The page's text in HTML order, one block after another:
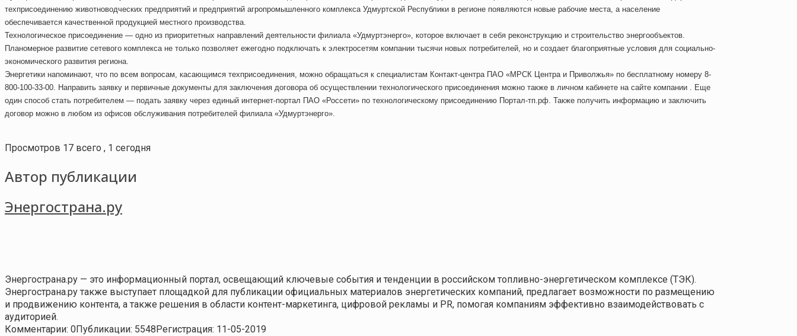
техприсоединению животноводческих предприятий и предприятий агропромышленного комплекса Удмуртской Республики в регионе появляются новые рабочие места, а население
обеспечивается качественной продукцией местного производства.
Технологическое присоединение — одно из приоритетных направлений деятельности филиала «Удмуртэнерго», которое включает в себя реконструкцию и строительство энергообъектов.
Планомерное развитие сетевого комплекса не только позволяет ежегодно подключать к электросетям компании тысячи новых потребителей, но и создает благоприятные условия для социально-
экономического развития региона.
Энергетики напоминают, что по всем вопросам, касающимся техприсоединения, можно обращаться к специалистам Контакт-центра ПАО «МРСК Центра и Приволжья» по бесплатному номеру 8-
800-100-33-00. Направить заявку и первичные документы для заключения договора об осуществлении технологического присоединения можно также в личном кабинете на сайте компании . Еще
один способ стать потребителем — подать заявку через единый интернет-портал ПАО «Россети» по технологическому присоединению Портал-тп.рф. Также получить информацию и заключить
договор можно в любом из офисов обслуживания потребителей филиала «Удмуртэнерго».
Просмотров 17 всего , 1 сегодня
Автор публикации
Энергострана.ру
Энергострана.ру — это информационный портал, освещающий ключевые события и тенденции в российском топливно-энергетическом комплексе (ТЭК).
Энергострана.ру также выступает площадкой для публикации официальных материалов энергетических компаний, предлагает возможности по размещению
и продвижению контента, а также решения в области контент-маркетинга, цифровой рекламы и PR, помогая компаниям эффективно взаимодействовать с
аудиторией.
Комментарии: 0Публикации: 5548 Регистрация: 11-05-2019